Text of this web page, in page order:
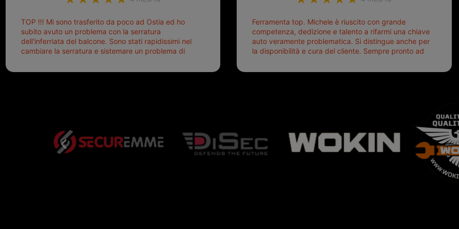
TOP !!! Mi sono trasferito da poco ad Ostia ed ho
subito avuto un problema con la serratura
dell'inferriata del balcone. Sono stati rapidissimi nel
cambiare la serratura e sistemare un problema di
che onesto evitando spese ben più esose.
Ferramenta top. Michele è riuscito con grande
competenza, dedizione e talento a rifarmi una chiave
auto veramente problematica. Si distingue anche per
la disponibilità e cura del cliente. Sempre pronto ad